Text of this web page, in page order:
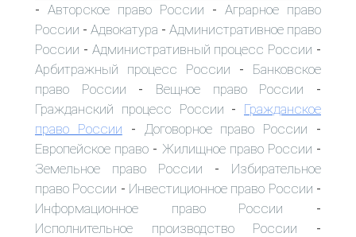
- Авторское право России - Аграрное право
России - Адвокатура - Административное право
России - Административный процесс России -
Арбитражный процесс России - Банковское
право России - Вещное право России -
Гражданский процесс России - Гражданское
право России - Договорное право России -
Европейское право - Жилищное право России -
Земельное право России - Избирательное
право России - Инвестиционное право России -
Информационное право России -
Исполнительное производство России -